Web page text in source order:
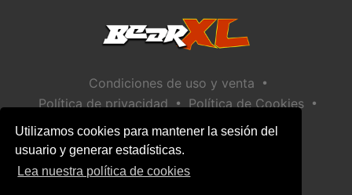
Utilizamos cookies para mantener la sesión del
usuario y generar estadísticas.
Lea nuestra política de cookies
Condiciones de uso y venta •
Política de privacidad • Política de Cookies •
Política de seguridad infantil
Ayuda / Contactar